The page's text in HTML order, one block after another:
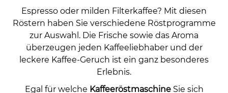
Espresso oder milden Filterkaffee? Mit diesen
Röstern haben Sie verschiedene Röstprogramme
zur Auswahl. Die Frische sowie das Aroma
überzeugen jeden Kaffeeliebhaber und der
leckere Kaffee-Geruch ist ein ganz besonderes
Erlebnis.
Egal für welche KaffeeröstmaschineSie sich